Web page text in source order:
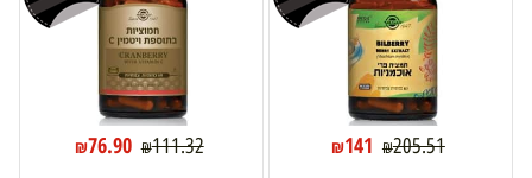
₪205.51
₪141
₪111.32
₪76.90